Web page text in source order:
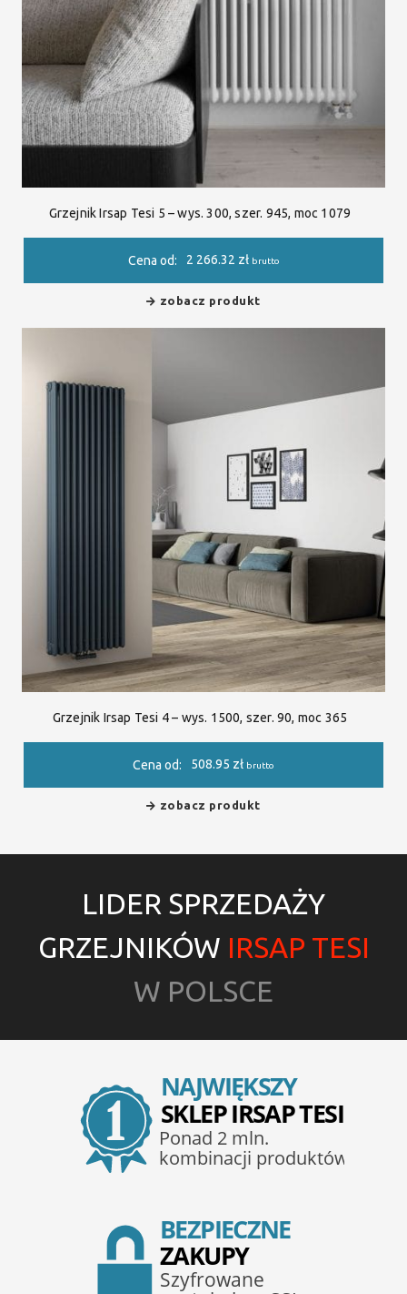
Grzejnik Irsap Tesi 5 – wys. 300, szer. 945, moc 1079
Cena od: 2 266.32 zł brutto
zobacz produkt
Grzejnik Irsap Tesi 4 – wys. 1500, szer. 90, moc 365
Cena od: 508.95 zł brutto
zobacz produkt
LIDER SPRZEDAŻY
GRZEJNIKÓW IRSAP TESI
W POLSCE